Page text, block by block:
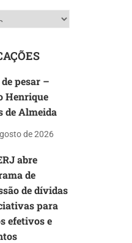
pesar –
Henrique
de Almeida
de 2026
abre
de
de dívidas
para
efetivos e